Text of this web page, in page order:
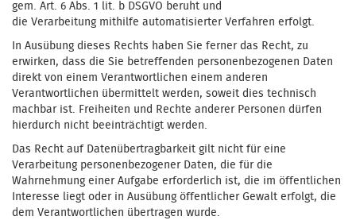
gem. Art. 6 Abs. 1 lit. b DSGVO beruht und
die Verarbeitung mithilfe automatisierter Verfahren erfolgt.
In Ausübung dieses Rechts haben Sie ferner das Recht, zu
erwirken, dass die Sie betreffenden personenbezogenen Daten
direkt von einem Verantwortlichen einem anderen
Verantwortlichen übermittelt werden, soweit dies technisch
machbar ist. Freiheiten und Rechte anderer Personen dürfen
hierdurch nicht beeinträchtigt werden.
Das Recht auf Datenübertragbarkeit gilt nicht für eine
Verarbeitung personenbezogener Daten, die für die
Wahrnehmung einer Aufgabe erforderlich ist, die im öffentlichen
Interesse liegt oder in Ausübung öffentlicher Gewalt erfolgt, die
dem Verantwortlichen übertragen wurde.